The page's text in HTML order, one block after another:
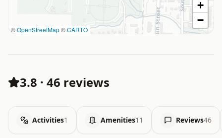
©OpenStreetMap©CARTO
+
−
3.8 · 46 reviews
Activities1 Amenities11 Reviews46